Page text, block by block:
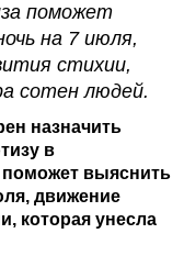
поможет
на 7 июля,
стихии,
сотен людей.
назначить
в
поможет выяснить
движение
которая унесла